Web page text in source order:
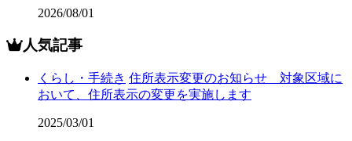
2026/08/01
人気記事
くらし・手続き 住所表示変更のお知らせ 対象区域に
おいて、住所表示の変更を実施します
2025/03/01